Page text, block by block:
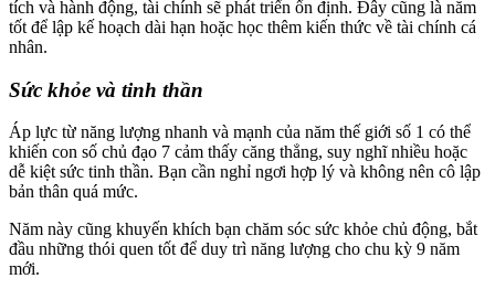
tích và hành động, tài chính sẽ phát triển ổn định. Đây cũng là năm
tốt để lập kế hoạch dài hạn hoặc học thêm kiến thức về tài chính cá
nhân.
Sức khỏe và tinh thần
Áp lực từ năng lượng nhanh và mạnh của năm thế giới số 1 có thể
khiến con số chủ đạo 7 cảm thấy căng thẳng, suy nghĩ nhiều hoặc
dễ kiệt sức tinh thần. Bạn cần nghỉ ngơi hợp lý và không nên cô lập
bản thân quá mức.
Năm này cũng khuyến khích bạn chăm sóc sức khỏe chủ động, bắt
đầu những thói quen tốt để duy trì năng lượng cho chu kỳ 9 năm
mới.